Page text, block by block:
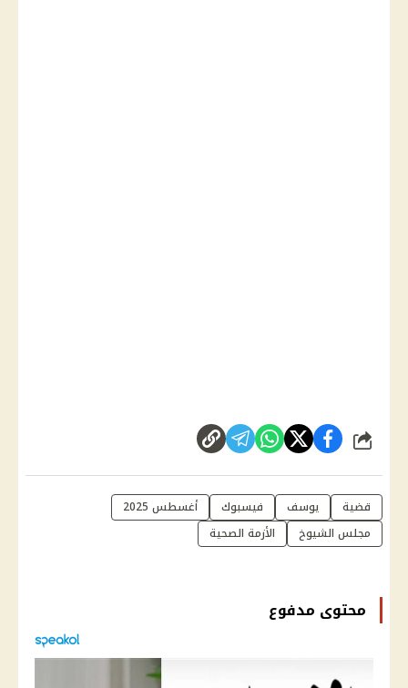
شارك
قضية يوسف فيسبوك
أغسطس 2025
مجلس الشيوخ
الأزمة الصحية
محتوى مدفوع